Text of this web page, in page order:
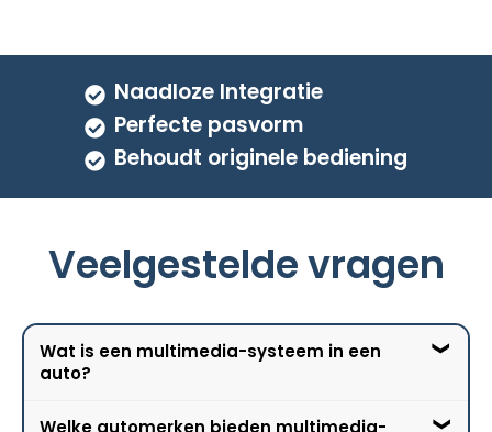
Naadloze Integratie
Perfecte pasvorm
Behoudt originele bediening
Veelgestelde vragen
Wat is een multimedia-systeem in een
auto?
Welke automerken bieden multimedia-